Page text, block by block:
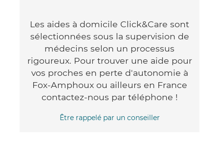
Les aides à domicile Click&Care sont
sélectionnées sous la supervision de
médecins selon un processus
rigoureux. Pour trouver une aide pour
vos proches en perte d'autonomie à
Fox-Amphoux ou ailleurs en France
contactez-nous par téléphone !
Être rappelé par un conseiller